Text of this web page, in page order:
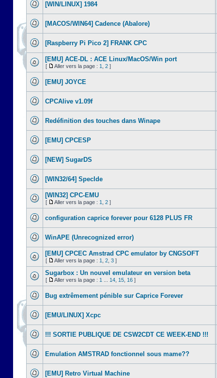
[WIN/LINUX] 1984
[MACOS/WIN64] Cadence (Abalore)
[Raspberry Pi Pico 2] FRANK CPC
[EMU] ACE-DL : ACE Linux/MacOS/Win port
[ Aller vers la page : 1 2 ]
[EMU] JOYCE
CPCAlive v1.09f
Redéfinition des touches dans Winape
[EMU] CPCESP
[NEW] SugarDS
[WIN32/64] SpecIde
[WIN32] CPC-EMU
[ Aller vers la page : 1 2 ]
configuration caprice forever pour 6128 PLUS FR
WinAPE (Unrecognized error)
[EMU] CPCEC Amstrad CPC emulator by CNGSOFT
[ Aller vers la page : 1 2 3 ]
Sugarbox : Un nouvel emulateur en version beta
[ Aller vers la page : 1 14 15 16 ]
Bug extrêmement pénible sur Caprice Forever
[EMU/LINUX] Xcpc
!!! SORTIE PUBLIQUE DE CSW2CDT CE WEEK-END !!!
Emulation AMSTRAD fonctionnel sous mame??
[EMU] Retro Virtual Machine